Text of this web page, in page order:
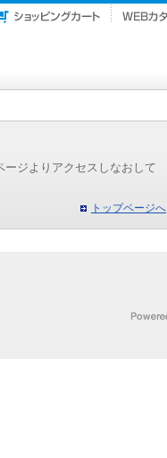
ジよりアクセスしなおして
トップページへ